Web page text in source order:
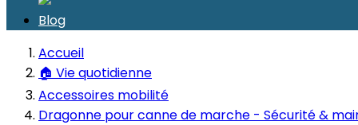
Blog
Accueil
🏠 Vie quotidienne
Accessoires mobilité
Dragonne pour canne de marche - Sécurité &